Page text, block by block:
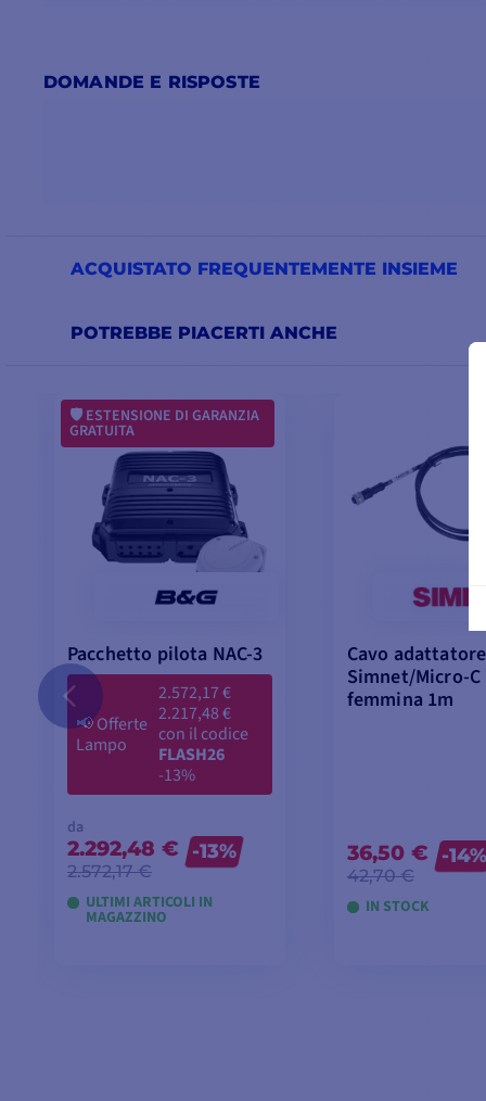
sTBY": pone l'autopilota in modalità standby
Inoltre, un indicatore LED luminoso consente di
CARATTERISTICHE PRINCIPALI :
Impermeabilità IPX6 e IPX7
Varie opzioni di montaggio (cordino e polso)
Non è necessario alcun cavo o alimentazione esterna
DOMANDE E RISPOSTE
ACQUISTATO FREQUENTEMENTE INSIEME
POTREBBE PIACERTI ANCHE
ESTENSIONE DI GARANZIA
GRATUITA
Pacchetto pilota NAC-3
📢Offerte
Lampo
2.572,17 €
2.217,48 €
con il codice
FLASH26
-13%
da
2.292,48 €
2.572,17 €
-13%
ULTIMI ARTICOLI IN
MAGAZZINO
Cavo adattatore
Simnet/Micro-C
femmina 1m
36,50 €
42,70 €
-14%
IN STOCK